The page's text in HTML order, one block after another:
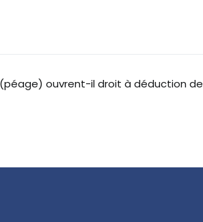
ouvrent-il droit à déduction de